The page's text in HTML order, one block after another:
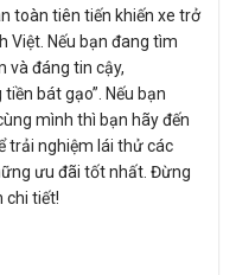
toàn tiên tiến khiến xe trở
Việt. Nếu bạn đang tìm
và đáng tin cậy,
bát gạo”. Nếu bạn
mình thì bạn hãy đến
trải nghiệm lái thử các
ưu đãi tốt nhất. Đừng
chi tiết!